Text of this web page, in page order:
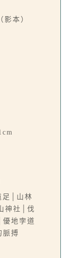
影本）
足│山林
神社│伐
地孛道
脈搏